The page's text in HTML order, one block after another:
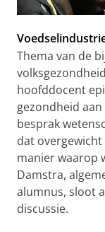
Thema van de
hoofddocent
gezondheid aan
besprak
dat
manier waarop
Damstra,
alumnus, sloot
discussie.